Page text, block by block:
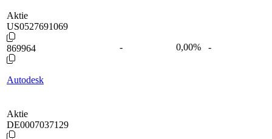
Aktie
US0527691069
869964
Autodesk
- 0,00% -
Aktie
DE0007037129